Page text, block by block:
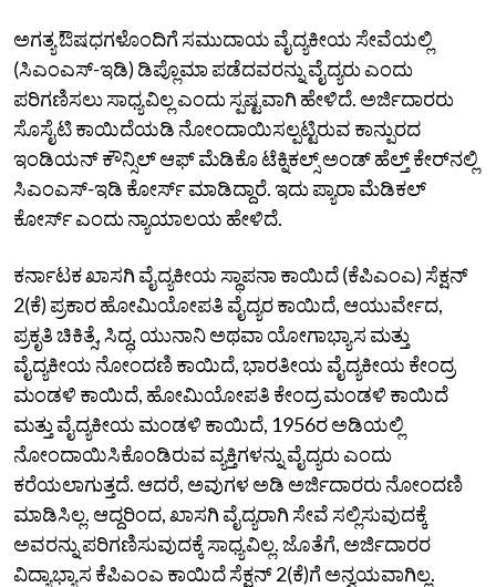
ಅಗತ್ಯ ಔಷಧಗಳೊಂದಿಗೆ ಸಮುದಾಯ ವೈದ್ಯಕೀಯ ಸೇವೆಯಲ್ಲಿ
(ಸಿಎಂಎಸ್-ಇಡಿ) ಡಿಪ್ಲೊಮಾ ಪಡೆದವರನ್ನು ವೈದ್ಯರು ಎಂದು
ಪರಿಗಣಿಸಲು ಸಾಧ್ಯವಿಲ್ಲ ಎಂದು ಸ್ಪಷ್ಟವಾಗಿ ಹೇಳಿದೆ. ಅರ್ಜಿದಾರರು
ಸೊಸೈಟಿ ಕಾಯಿದೆಯಡಿ ನೋಂದಾಯಿಸಲ್ಪಟ್ಟಿರುವ ಕಾನ್ಪುರದ
ಇಂಡಿಯನ್ ಕೌನ್ಸಿಲ್ ಆಫ್ ಮೆಡಿಕೊ ಟೆಕ್ನಿಕಲ್ಸ್ ಅಂಡ್ ಹೆಲ್ತ್ ಕೇರ್‌ನಲ್ಲಿ
ಸಿಎಂಎಸ್-ಇಡಿ ಕೋರ್ಸ್‌ ಮಾಡಿದ್ದಾರೆ. ಇದು ಪ್ಯಾರಾ ಮೆಡಿಕಲ್
ಕೋರ್ಸ್ ಎಂದು ನ್ಯಾಯಾಲಯ ಹೇಳಿದೆ.
ಕರ್ನಾಟಕ ಖಾಸಗಿ ವೈದ್ಯಕೀಯ ಸ್ಥಾಪನಾ ಕಾಯಿದೆ (ಕೆಪಿಎಂಎ) ಸೆಕ್ಷನ್
2(ಕೆ) ಪ್ರಕಾರ ಹೋಮಿಯೋಪತಿ ವೈದ್ಯರ ಕಾಯಿದೆ, ಆಯುರ್ವೇದ,
ಪ್ರಕೃತಿ ಚಿಕಿತ್ಸೆ, ಸಿದ್ಧ, ಯುನಾನಿ ಅಥವಾ ಯೋಗಾಭ್ಯಾಸ ಮತ್ತು
ವೈದ್ಯಕೀಯ ನೋಂದಣಿ ಕಾಯಿದೆ, ಭಾರತೀಯ ವೈದ್ಯಕೀಯ ಕೇಂದ್ರ
ಮಂಡಳಿ ಕಾಯಿದೆ, ಹೋಮಿಯೋಪತಿ ಕೇಂದ್ರ ಮಂಡಳಿ ಕಾಯಿದೆ
ಮತ್ತು ವೈದ್ಯಕೀಯ ಮಂಡಳಿ ಕಾಯಿದೆ, 1956ರ ಅಡಿಯಲ್ಲಿ
ನೋಂದಾಯಿಸಿಕೊಂಡಿರುವ ವ್ಯಕ್ತಿಗಳನ್ನು ವೈದ್ಯರು ಎಂದು
ಕರೆಯಲಾಗುತ್ತದೆ. ಆದರೆ, ಅವುಗಳ ಅಡಿ ಅರ್ಜಿದಾರರು ನೋಂದಣಿ
ಮಾಡಿಸಿಲ್ಲ. ಆದ್ದರಿಂದ, ಖಾಸಗಿ ವೈದ್ಯರಾಗಿ ಸೇವೆ ಸಲ್ಲಿಸುವುದಕ್ಕೆ
ಅವರನ್ನು ಪರಿಗಣಿಸುವುದಕ್ಕೆ ಸಾಧ್ಯವಿಲ್ಲ. ಜೊತೆಗೆ, ಅರ್ಜಿದಾರರ
ವಿದ್ಯಾಭ್ಯಾಸ ಕೆಪಿಎಂಎ ಕಾಯಿದೆ ಸೆಕ್ಷನ್ 2(ಕೆ)ಗೆ ಅನ್ವಯವಾಗಿಲ್ಲ.